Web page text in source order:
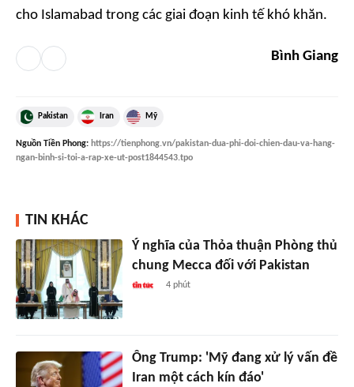
cho Islamabad trong các giai đoạn kinh tế khó khăn.
Bình Giang
Pakistan Iran Mỹ
Nguồn Tiền Phong: https://tienphong.vn/pakistan-dua-phi-doi-chien-dau-va-hang-
ngan-binh-si-toi-a-rap-xe-ut-post1844543.tpo
TIN KHÁC
Ý nghĩa của Thỏa thuận Phòng thủ
chung Mecca đối với Pakistan
4 phút
Ông Trump: 'Mỹ đang xử lý vấn đề
Iran một cách kín đáo'